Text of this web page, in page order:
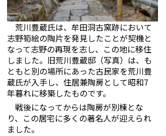
荒川豊蔵氏は、牟田洞古窯跡において
志野筍絵の陶片を発見したことが契機と
なって志野の再現を志し、この地に移住
しました。旧荒川豊蔵邸（写真）は、も
ともと別の場所にあった古民家を荒川豊
蔵氏が入手し、住居兼陶房として昭和7
年暮れに移築したものです。
戦後になってからは陶房が別棟とな
り、この居宅に多くの著名人が迎えられ
ました。